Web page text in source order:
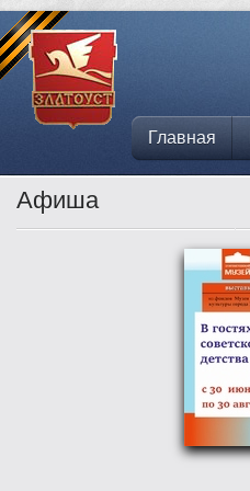
Главная
Афиша